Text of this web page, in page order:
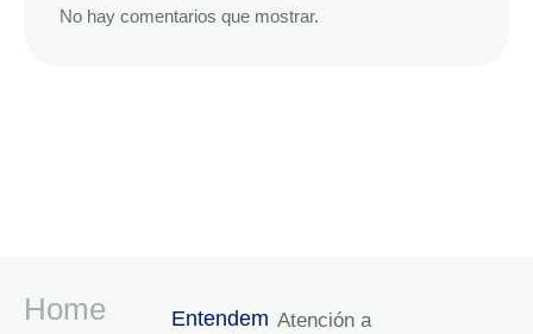
No hay comentarios que mostrar.
Home
Entendem Atención a